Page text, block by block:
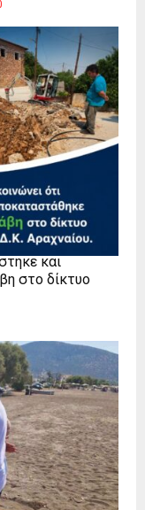
και
στο δίκτυο